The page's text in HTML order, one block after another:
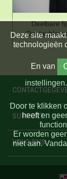
Deelbare
SUPPORT
VOLG ONS
Deze site
technologieën
En van
instellingen.
Door te klikken
heeft en
Er worden
niet aan.